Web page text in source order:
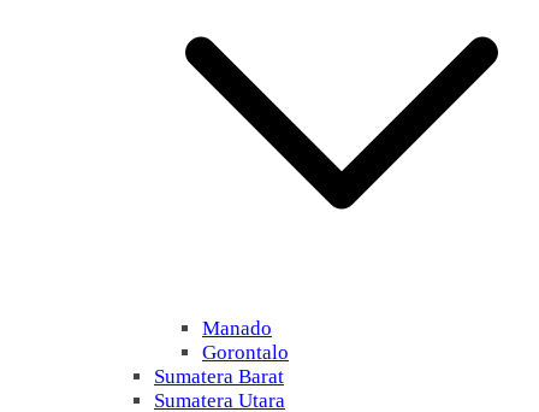
Manado
Gorontalo
Sumatera Barat
Sumatera Utara